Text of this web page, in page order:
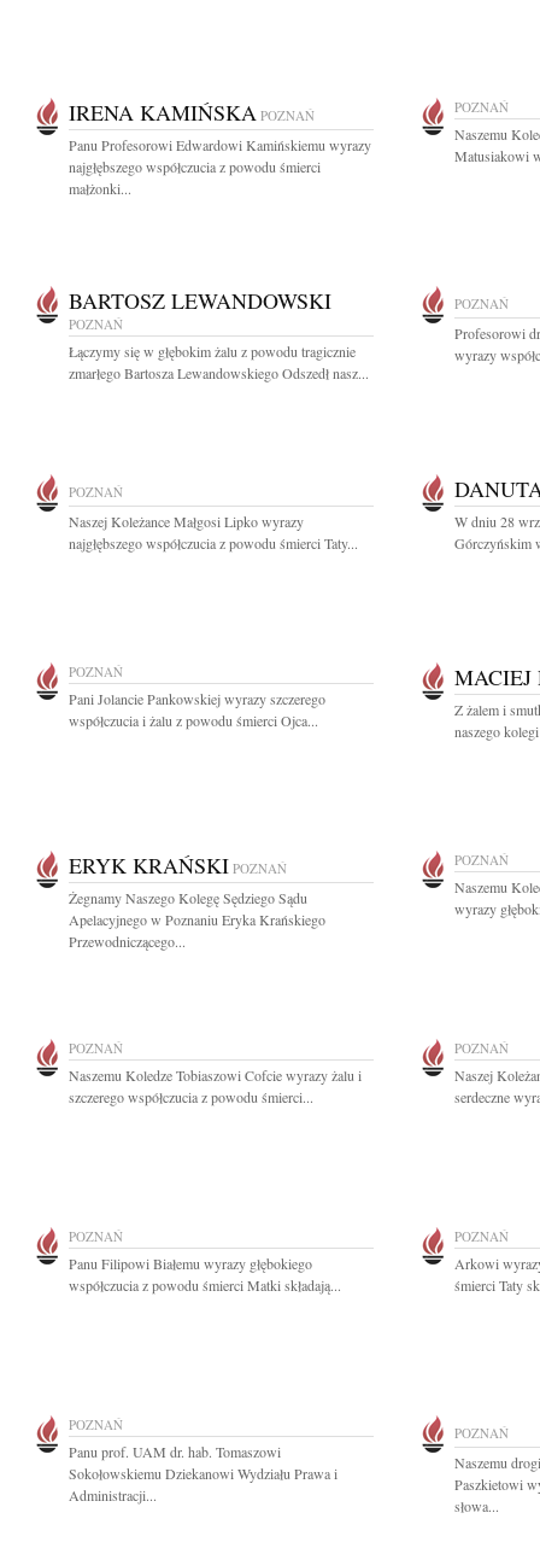
IRENA KAMIŃSKA POZNAŃ
Panu Profesorowi Edwardowi Kamińskiemu wyrazy
najgłębszego współczucia z powodu śmierci
małżonki...
POZNAŃ
Naszemu
Matusiakowi
BARTOSZ LEWANDOWSKI
POZNAŃ
Łączymy się w głębokim żalu z powodu tragicznie
zmarłego Bartosza Lewandowskiego Odszedł nasz...
POZNAŃ
Profesorowi
wyrazy
POZNAŃ
Naszej Koleżance Małgosi Lipko wyrazy
najgłębszego współczucia z powodu śmierci Taty...
W dniu 28
Górczyńskim
POZNAŃ
Pani Jolancie Pankowskiej wyrazy szczerego
współczucia i żalu z powodu śmierci Ojca...
MACIEJ
Z żalem i
naszego
ERYK KRAŃSKI POZNAŃ
Żegnamy Naszego Kolegę Sędziego Sądu
Apelacyjnego w Poznaniu Eryka Krańskiego
Przewodniczącego...
POZNAŃ
Naszemu
wyrazy
POZNAŃ
Naszemu Koledze Tobiaszowi Cofcie wyrazy żalu i
szczerego współczucia z powodu śmierci...
POZNAŃ
Naszej
serdeczne
POZNAŃ
Panu Filipowi Białemu wyrazy głębokiego
współczucia z powodu śmierci Matki składają...
POZNAŃ
Arkowi
śmierci Taty
POZNAŃ
Panu prof. UAM dr. hab. Tomaszowi
Sokołowskiemu Dziekanowi Wydziału Prawa i
Administracji...
POZNAŃ
Naszemu
Paszkietowi
słowa...